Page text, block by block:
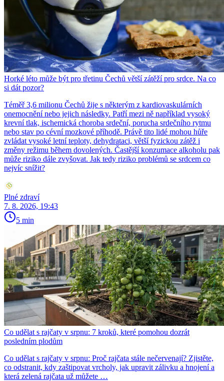
Horké léto může být pro třetinu Čechů větší zátěží pro srdce. Na co
si dát pozor?
Téměř 3,6 milionu Čechů žije s některým z kardiovaskulárních
onemocnění nebo jejich následky. Patří mezi ně například vysoký
krevní tlak, ischemická choroba srdeční, porucha srdečního rytmu
nebo stav po cévní mozkové příhodě. Právě tito lidé mohou hůře
zvládat vysoké letní teploty, dehydrataci, větší fyzickou zátěž i
změny režimu během dovolených. Častější konzumace alkoholu pak
může riziko dále zvyšovat. Jak tedy riziko problémů se srdcem co
nejvíc snížit?
Plné zdraví
7. 8. 2026, 19:43
5 min
Co udělat s rajčaty v srpnu: 7 kroků, které pomohou dozrát
posledním plodům
Co udělat s rajčaty v srpnu: Proč rajčata stále nečervenají? Zjistěte,
co odstranit, kdy zaštipovat vrcholy, jak upravit zálivku a hnojení a
která zelená rajčata už můžete …